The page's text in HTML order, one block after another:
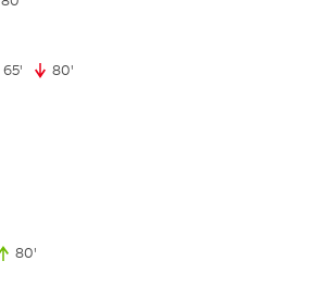
65' 65. minute
80'
80'